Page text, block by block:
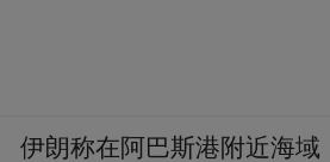
伊朗称在阿巴斯港附近海域